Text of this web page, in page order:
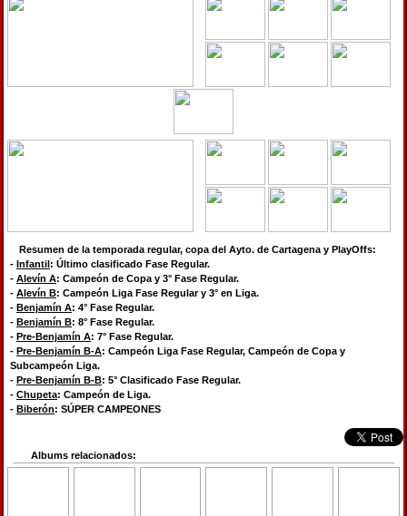
Resumen de la temporada regular, copa del Ayto. de Cartagena y PlayOffs:
- Infantil: Último clasificado Fase Regular.
- Alevín A: Campeón de Copa y 3° Fase Regular.
- Alevín B: Campeón Liga Fase Regular y 3° en Liga.
- Benjamín A: 4° Fase Regular.
- Benjamín B: 8° Fase Regular.
- Pre-Benjamín A: 7° Fase Regular.
- Pre-Benjamín B-A: Campeón Liga Fase Regular, Campeón de Copa y
Subcampeón Liga.
- Pre-Benjamín B-B: 5° Clasificado Fase Regular.
- Chupeta: Campeón de Liga.
- Biberón: SÚPER CAMPEONES
Albums relacionados: